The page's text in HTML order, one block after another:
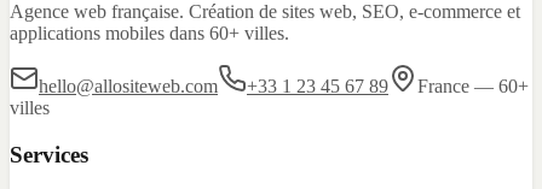
Agence web française. Création de sites web, SEO, e-commerce et
applications mobiles dans 60+ villes.
hello@allositeweb.com +33 1 23 45 67 89
France — 60+
villes
Services